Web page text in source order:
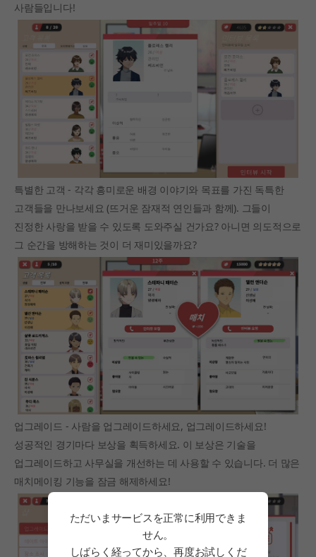
사람들입니다!
특별한 고객 - 각각 흥미로운 배경 이야기와 목표를 가진 독특한
고객들을 만나보세요 (뜨거운 잠재적 연인들과 함께). 그들이
진정한 사랑을 받을 수 있도록 도와주실 건가요? 아니면 의도적으로
그 순간을 방해하는 것이 더 재미있을까요?
업그레이드 - 사람을 업그레이드하세요, 업그레이드하세요!
성공적인 경기마다 보상을 획득하세요. 이 보상은 기술을
업그레이드하고 사무실을 개선하는 데 사용할 수 있습니다. 더 많은
매치메이킹 기능을 잠금 해제하세요!
ただいまサービスを正常に利用できま
せん。
しばらく経ってから、再度お試しくだ